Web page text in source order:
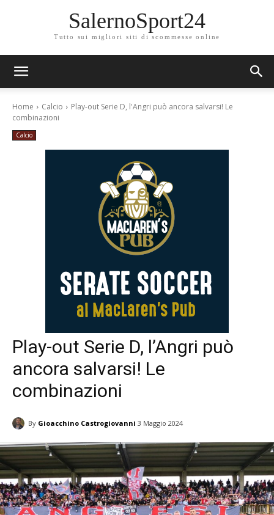
SalernoSport24
Tutto sui migliori siti di scommesse online
Home Calcio
Play-out Serie D, l'Angri può ancora salvarsi! Le
combinazioni
Calcio
Play-out Serie D, l’Angri può
ancora salvarsi! Le
combinazioni
By Gioacchino Castrogiovanni 3 Maggio 2024